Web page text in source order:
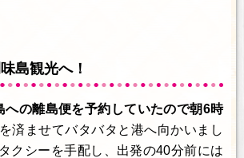
島観光へ！
への離島便を予約していたので朝6時
済ませてバタバタと港へ向かいまし
クシーを手配し、出発の40分前には